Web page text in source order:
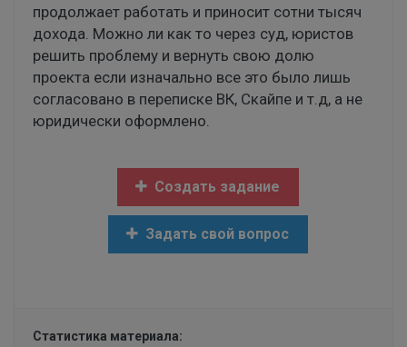
продолжает работать и приносит сотни тысяч
дохода. Можно ли как то через суд, юристов
решить проблему и вернуть свою долю
проекта если изначально все это было лишь
согласовано в переписке ВК, Скайпе и т.д, а не
юридически оформлено.
Создать задание
Задать свой вопрос
Статистика материала: